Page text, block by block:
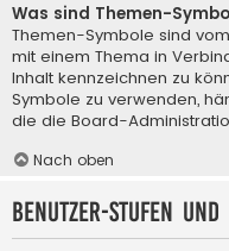
Was sind Themen-
Themen-Symbole sind
mit einem Thema in
Inhalt kennzeichnen zu
Symbole zu verwenden,
die die Board-
Nach oben
Benutzer-Stufen und